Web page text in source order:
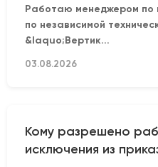
Работаю менеджером по
по независимой
&laquo;Вертик...
03.08.2026
Кому разрешено
исключения из